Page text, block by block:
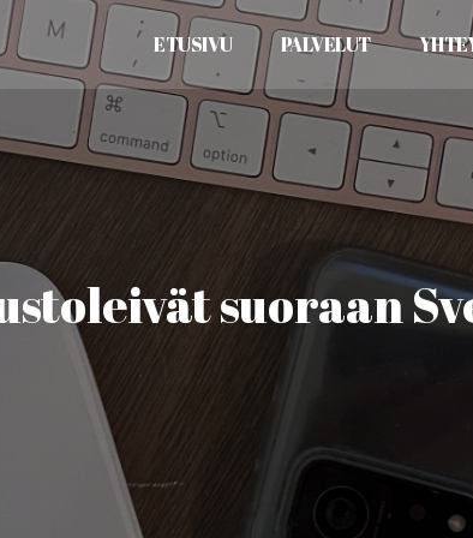
ETUSIVU PALVELUT
suoraan